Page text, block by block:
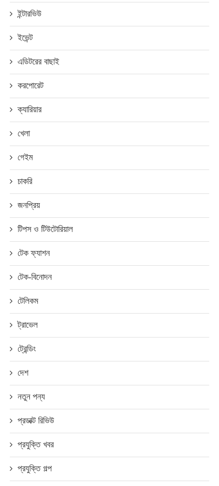
ইন্টারভিউ
ইভেন্ট
এডিটরের বাছাই
করপোরেট
ক্যারিয়ার
খেলা
গেইম
চাকরি
জনপ্রিয়
টিপস ও টিউটোরিয়াল
টেক ফ্যাশন
টেক-বিনোদন
টেলিকম
ট্রাভেল
ট্রেন্ডিং
দেশ
নতুন পন্য
প্রডাক্ট রিভিউ
প্রযুক্তি খবর
প্রযুক্তি গল্প